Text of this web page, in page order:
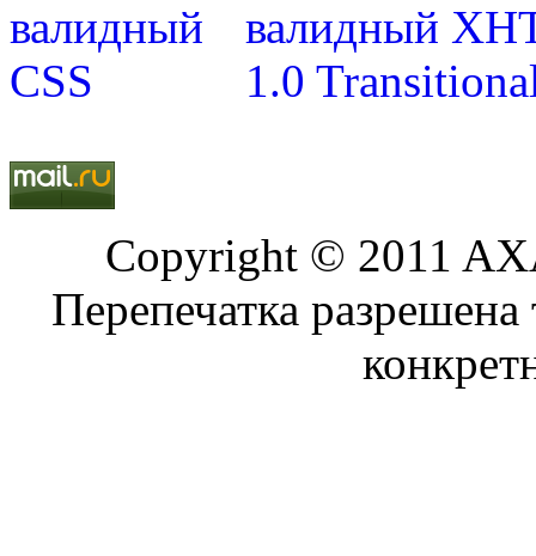
Copyright © 2011
Перепечатка